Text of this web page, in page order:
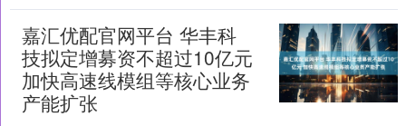
嘉汇优配官网平台 华丰科
技拟定增募资不超过10亿元
加快高速线模组等核心业务
产能扩张